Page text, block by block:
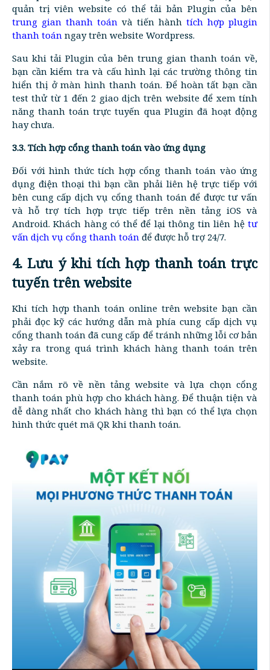
quản trị viên website có thể tải bản Plugin của bên
trung gian thanh toán và tiến hành tích hợp plugin
thanh toán ngay trên website Wordpress.
Sau khi tải Plugin của bên trung gian thanh toán về,
bạn cần kiểm tra và cấu hình lại các trường thông tin
hiển thị ở màn hình thanh toán. Để hoàn tất bạn cần
test thử từ 1 đến 2 giao dịch trên website để xem tính
năng thanh toán trực tuyến qua Plugin đã hoạt động
hay chưa.
3.3. Tích hợp cổng thanh toán vào ứng dụng
Đối với hình thức tích hợp cổng thanh toán vào ứng
dụng điện thoại thì bạn cần phải liên hệ trực tiếp với
bên cung cấp dịch vụ cổng thanh toán để được tư vấn
và hỗ trợ tích hợp trực tiếp trên nền tảng iOS và
Android. Khách hàng có thể để lại thông tin liên hệ tư
vấn dịch vụ cổng thanh toán để được hỗ trợ 24/7.
4. Lưu ý khi tích hợp thanh toán trực
tuyến trên website
Khi tích hợp thanh toán online trên website bạn cần
phải đọc kỹ các hướng dẫn mà phía cung cấp dịch vụ
cổng thanh toán đã cung cấp để tránh những lỗi cơ bản
xảy ra trong quá trình khách hàng thanh toán trên
website.
Cần nắm rõ về nền tảng website và lựa chọn cổng
thanh toán phù hợp cho khách hàng. Để thuận tiện và
dễ dàng nhất cho khách hàng thì bạn có thể lựa chọn
hình thức quét mã QR khi thanh toán.